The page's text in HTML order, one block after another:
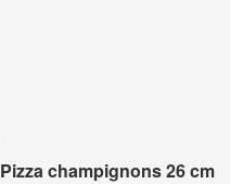
Pizza champignons 26 cm